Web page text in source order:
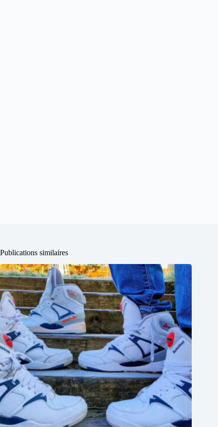
Publications similaires